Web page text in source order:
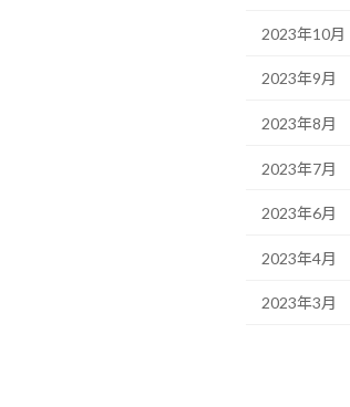
2023年10月
2023年9月
2023年8月
2023年7月
2023年6月
2023年4月
2023年3月